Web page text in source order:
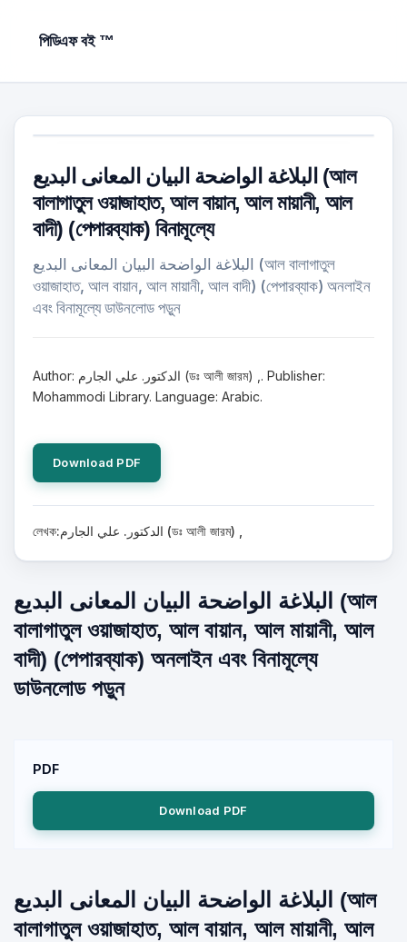
পিডিএফ বই ™
البلاغة الواضحة البيان المعانى البديع (আল
বালাগাতুল ওয়াজাহাত, আল বায়ান, আল মায়ানী, আল
বাদী) (পেপারব্যাক) বিনামূল্যে
البلاغة الواضحة البيان المعانى البديع (আল বালাগাতুল
ওয়াজাহাত, আল বায়ান, আল মায়ানী, আল বাদী) (পেপারব্যাক) অনলাইন
এবং বিনামূল্যে ডাউনলোড পড়ুন
Author: الدكتور. علي الجارم (ডঃ আলী জারম) ,. Publisher:
Mohammodi Library. Language: Arabic.
Download PDF
লেখক:الدكتور. علي الجارم (ডঃ আলী জারম) ,
البلاغة الواضحة البيان المعانى البديع (আল
বালাগাতুল ওয়াজাহাত, আল বায়ান, আল মায়ানী, আল
বাদী) (পেপারব্যাক) অনলাইন এবং বিনামূল্যে
ডাউনলোড পড়ুন
PDF
Download PDF
البلاغة الواضحة البيان المعانى البديع (আল
বালাগাতুল ওয়াজাহাত, আল বায়ান, আল মায়ানী, আল